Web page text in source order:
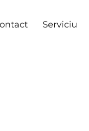
Serviciu